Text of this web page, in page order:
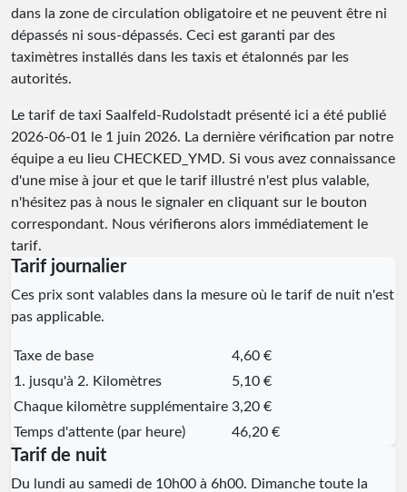
dans la zone de circulation obligatoire et ne peuvent être ni
dépassés ni sous-dépassés. Ceci est garanti par des
taximètres installés dans les taxis et étalonnés par les
autorités.
Le tarif de taxi Saalfeld-Rudolstadt présenté ici a été publié
2026-06-01
le 1 juin 2026. La dernière vérification par notre
équipe a eu lieu CHECKED_YMD. Si vous avez connaissance
d'une mise à jour et que le tarif illustré n'est plus valable,
n'hésitez pas à nous le signaler en cliquant sur le bouton
correspondant. Nous vérifierons alors immédiatement le
tarif.
Tarif journalier
Ces prix sont valables dans la mesure où le tarif de nuit n'est
pas applicable.
Taxe de base
4,60 €
1. jusqu'à 2. Kilomètres
5,10 €
Chaque kilomètre supplémentaire 3,20 €
Temps d'attente (par heure)
46,20 €
Tarif de nuit
Du lundi au samedi de 10h00 à 6h00. Dimanche toute la